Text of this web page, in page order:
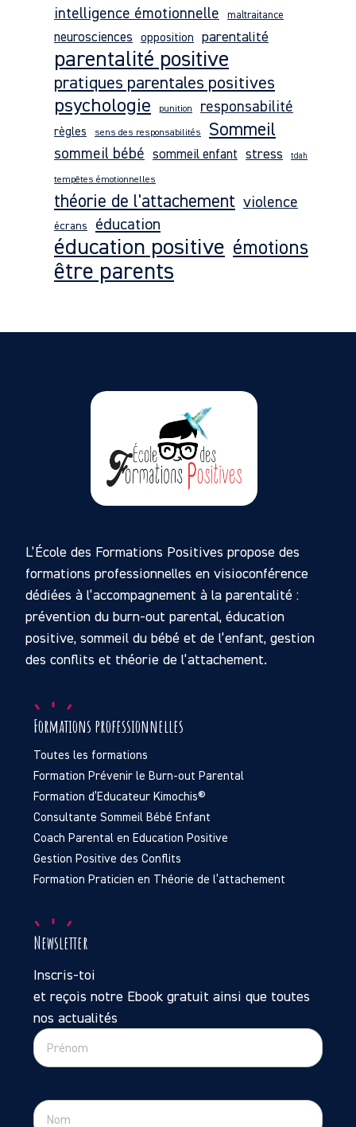
intelligence émotionnelle maltraitance
neurosciences opposition parentalité
parentalité positive
pratiques parentales positives
psychologie punition responsabilité
règles sens des responsabilités Sommeil
sommeil bébé sommeil enfant stress tdah
tempêtes émotionnelles
théorie de l'attachement violence
écrans éducation
éducation positive émotions
être parents
L’École des Formations Positives propose des
formations professionnelles en visioconférence
dédiées à l’accompagnement à la parentalité :
prévention du burn-out parental, éducation
positive, sommeil du bébé et de l’enfant, gestion
des conflits et théorie de l’attachement.
Formations professionnelles
Toutes les formations
Formation Prévenir le Burn-out Parental
Formation d’Educateur Kimochis®
Consultante Sommeil Bébé Enfant
Coach Parental en Education Positive
Gestion Positive des Conflits
Formation Praticien en Théorie de l’attachement
Newsletter
Inscris-toi
et reçois notre Ebook gratuit ainsi que toutes
nos actualités
A Propos
Contact
Accès
Stagiaire
Communauté